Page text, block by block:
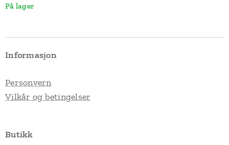
På lager
Informasjon
Personvern
Vilkår og betingelser
Butikk